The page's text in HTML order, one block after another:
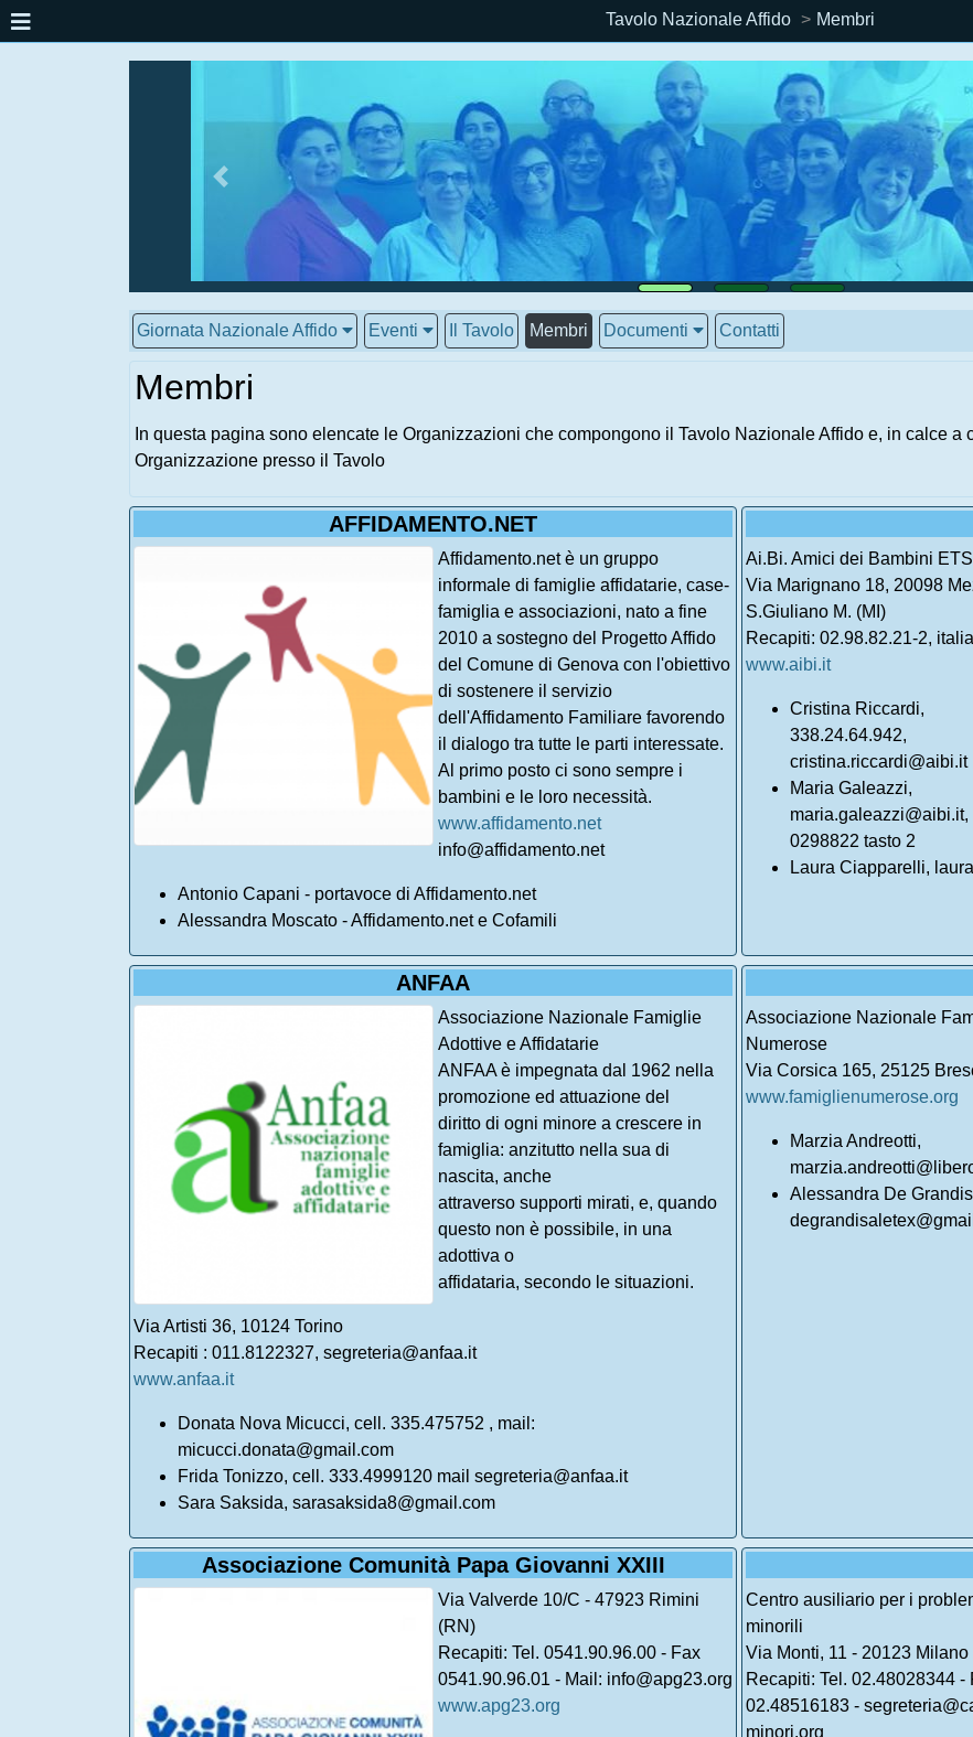
Tavolo Nazionale Affido Membri
Giornata Nazionale Affido Eventi Il Tavolo Membri Documenti Contatti
Membri
In questa pagina sono elencate le Organizzazioni che compongono il Tavolo Nazionale Affido e, in calce a
Organizzazione presso il Tavolo
AFFIDAMENTO.NET
Affidamento.net è un gruppo
informale di famiglie affidatarie, case-
famiglia e associazioni, nato a fine
2010 a sostegno del Progetto Affido
del Comune di Genova con l'obiettivo
di sostenere il servizio
dell'Affidamento Familiare favorendo
il dialogo tra tutte le parti interessate.
Al primo posto ci sono sempre i
bambini e le loro necessità.
www.affidamento.net
info@affidamento.net
Antonio Capani - portavoce di Affidamento.net
Alessandra Moscato - Affidamento.net e Cofamili
Ai.Bi. Amici dei Bambini ETS
Via Marignano 18, 20098
S.Giuliano M. (MI)
Recapiti: 02.98.82.21-2,
www.aibi.it
Cristina Riccardi,
338.24.64.942,
cristina.riccardi@aibi.it
Maria Galeazzi,
maria.galeazzi@aibi.it,
0298822 tasto 2
Laura Ciapparelli,
ANFAA
Associazione Nazionale Famiglie
Adottive e Affidatarie
ANFAA è impegnata dal 1962 nella
promozione ed attuazione del
diritto di ogni minore a crescere in
famiglia: anzitutto nella sua di
nascita, anche
attraverso supporti mirati, e, quando
questo non è possibile, in una
adottiva o
affidataria, secondo le situazioni.
Via Artisti 36, 10124 Torino
Recapiti : 011.8122327, segreteria@anfaa.it
www.anfaa.it
Donata Nova Micucci, cell. 335.475752 , mail:
micucci.donata@gmail.com
Frida Tonizzo, cell. 333.4999120 mail segreteria@anfaa.it
Sara Saksida, sarasaksida8@gmail.com
Associazione Nazionale
Numerose
Via Corsica 165, 25125
www.famiglienumerose.org
Marzia Andreotti,
Alessandra De
Associazione Comunità Papa Giovanni XXIII
Via Valverde 10/C - 47923 Rimini
(RN)
Recapiti: Tel. 0541.90.96.00 - Fax
0541.90.96.01 - Mail: info@apg23.org
www.apg23.org
Centro ausiliario per i
minorili
Via Monti, 11 - 20123 Milano
Recapiti: Tel. 02.48028344 -
02.48516183 -
minori.org